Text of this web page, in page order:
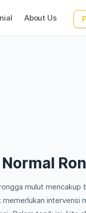
About Us
mulut
memerlukan intervensi